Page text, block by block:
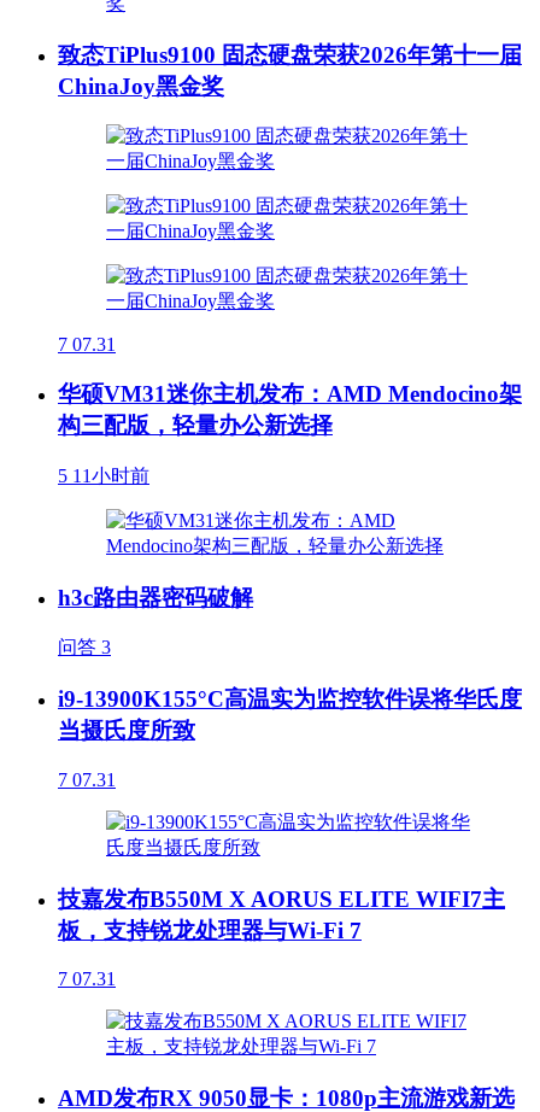
致态TiPlus9100 固态硬盘荣获2026年第十一届
ChinaJoy黑金奖
7 07.31
华硕VM31迷你主机发布：AMD Mendocino架
构三配版，轻量办公新选择
5 11小时前
h3c路由器密码破解
问答 3
i9-13900K155°C高温实为监控软件误将华氏度
当摄氏度所致
7 07.31
技嘉发布B550M X AORUS ELITE WIFI7主
板，支持锐龙处理器与Wi-Fi 7
7 07.31
AMD发布RX 9050显卡：1080p主流游戏新选